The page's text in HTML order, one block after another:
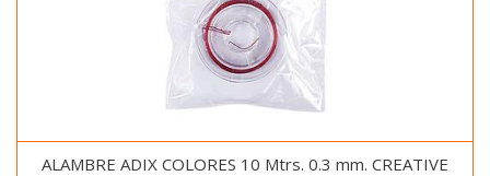
ALAMBRE ADIX COLORES 10 Mtrs. 0.3 mm. CREATIVE